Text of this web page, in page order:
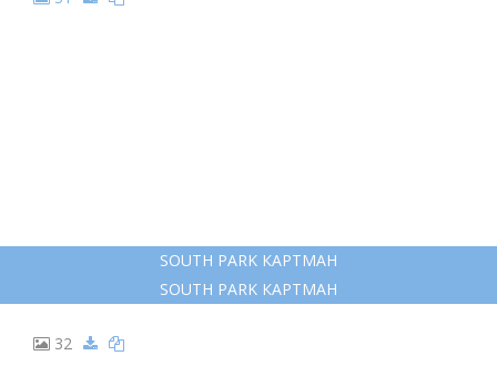
SOUTH PARK КАРТМАН
SOUTH PARK КАРТМАН
32